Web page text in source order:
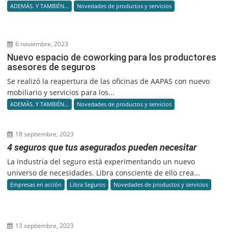
ADEMÁS. Y TAMBIÉN... Novedades de productos y servicios
6 noviembre, 2023
Nuevo espacio de coworking para los productores
asesores de seguros
Se realizó la reapertura de las oficinas de AAPAS con nuevo
mobiliario y servicios para los...
ADEMÁS. Y TAMBIÉN... Novedades de productos y servicios
18 septiembre, 2023
4 seguros que tus asegurados pueden necesitar
La industria del seguro está experimentando un nuevo
universo de necesidades. Libra consciente de ello crea...
Empresas en acción Libra Seguros Novedades de productos y servicios
13 septiembre, 2023